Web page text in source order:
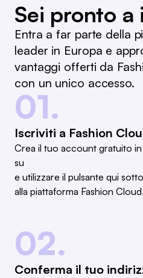
Sei pronto a
Entra a far parte della
leader in Europa e
vantaggi offerti da
con un unico accesso.
01.
Iscriviti a Fashion
Crea il tuo account gratuito
su
e utilizzare il pulsante qui
alla piattaforma Fashion Cloud.
02.
Conferma il tuo